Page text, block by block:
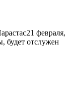
21 февраля,
будет отслужен